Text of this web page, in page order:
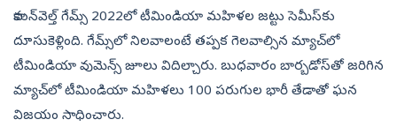
కామన్‌వెల్త్‌ గేమ్స్‌ 2022లో టీమిండియా మహిళల జట్టు సెమీస్‌కు
దూసుకెళ్లింది. గేమ్స్‌లో నిలవాలంటే తప్పక గెలవాల్సిన మ్యాచ్‌లో
టీమిండియా వుమెన్స్‌ జూలు విదిల్చారు. బుధవారం బార్బడోస్‌తో జరిగిన
మ్యాచ్‌లో టీమిండియా మహిళలు 100 పరుగుల భారీ తేడాతో ఘన
విజయం సాధించారు.